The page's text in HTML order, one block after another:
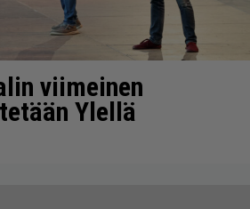
viimeinen
Ylellä